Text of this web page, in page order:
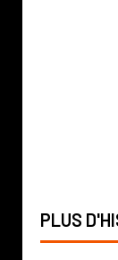
PLUS